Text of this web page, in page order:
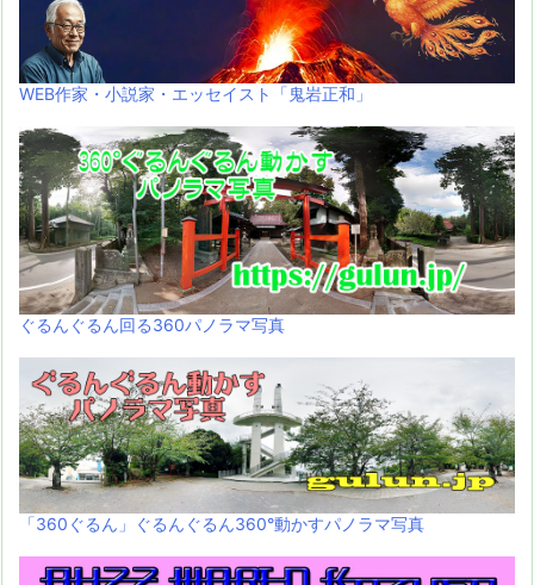
WEB作家・小説家・エッセイスト「鬼岩正和」
ぐるんぐるん回る360パノラマ写真
「360ぐるん」ぐるんぐるん360°動かすパノラマ写真